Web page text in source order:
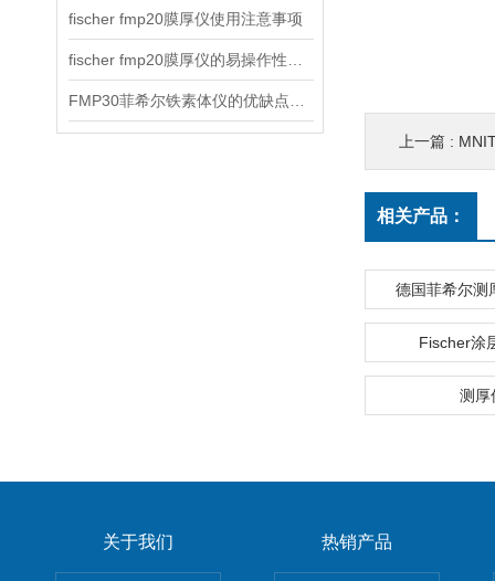
fischer fmp20膜厚仪使用注意事项
上一篇 :
相关产品：
德国菲希尔测
Fischer涂
测厚
关于我们 热销产品